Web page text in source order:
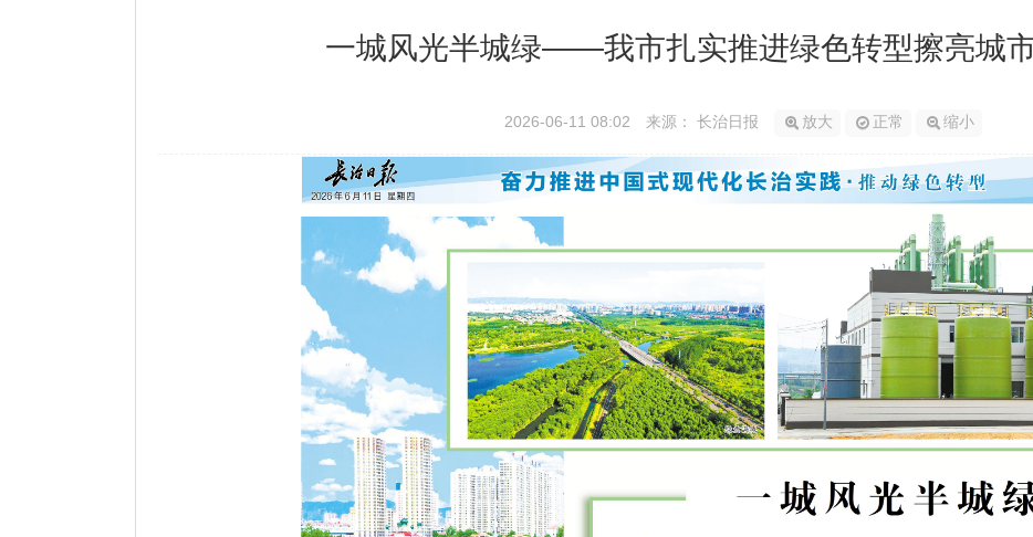
一城风光半城绿——我市扎实推进绿色转型擦亮城
2026-06-11 08:02 来源： 长治日报 放大 正常 缩小